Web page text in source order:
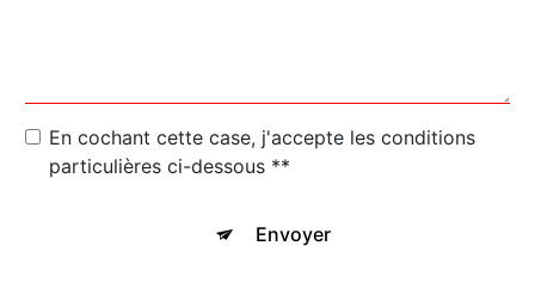
En cochant cette case, j'accepte les conditions
particulières ci-dessous **
Envoyer